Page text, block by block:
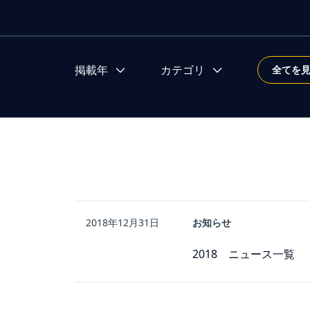
掲載年
カテゴリ 全てを
2018年12月31日 お知らせ
2018 ニュース一覧